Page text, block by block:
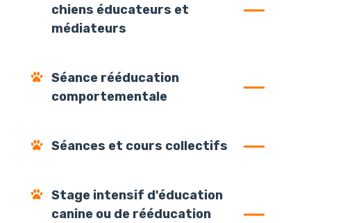
chiens éducateurs et
médiateurs
Séance rééducation
comportementale
Séances et cours collectifs
Stage intensif d'éducation
canine ou de rééducation